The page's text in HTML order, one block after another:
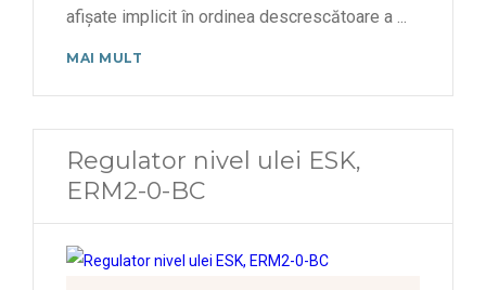
afișate implicit în ordinea descrescătoare a
MAI MULT
Regulator nivel ulei ESK,
ERM2-0-BC